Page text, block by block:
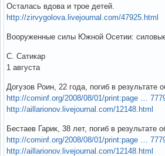
Осталась вдова и трое детей.
http://zirvygolova.livejournal.com/47925.html
Вооруженные силы Южной Осетии:
С. Сатикар
1 августа
Догузов Роин, 22 года, погиб в результате
http://cominf.org/2008/08/01/print:page …
http://aillarionov.livejournal.com/12148.html
Бестаев Гарик, 38 лет, погиб в результате
http://cominf.org/2008/08/01/print:page …
http://aillarionov.livejournal.com/12148.html